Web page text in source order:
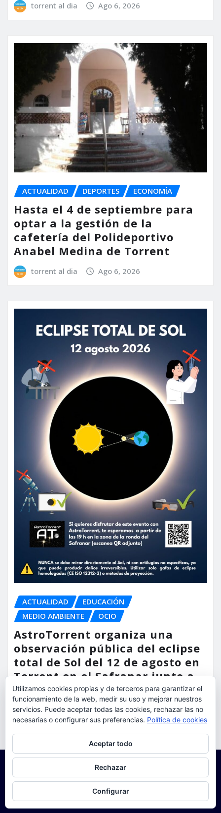
torrent al dia Ago 6, 2026
ACTUALIDAD DEPORTES ECONOMÍA
Hasta el 4 de septiembre para
optar a la gestión de la
cafetería del Polideportivo
Anabel Medina de Torrent
torrent al dia Ago 6, 2026
ACTUALIDAD
EDUCACIÓN
MEDIO AMBIENTE
OCIO
AstroTorrent organiza una
observación pública del eclipse
total de Sol del 12 de agosto en
Torrent en el Safranar junto a
las vías del AVE
torrent al dia Ago 5, 2026
Utilizamos cookies propias y de terceros para garantizar el
funcionamiento de la web, medir su uso y mejorar nuestros
servicios. Puede aceptar todas las cookies, rechazar las no
necesarias o configurar sus preferencias. Política de cookies
Aceptar todo
Rechazar
Configurar
Para obtener más información, incluido cómo gestionar las cookies,